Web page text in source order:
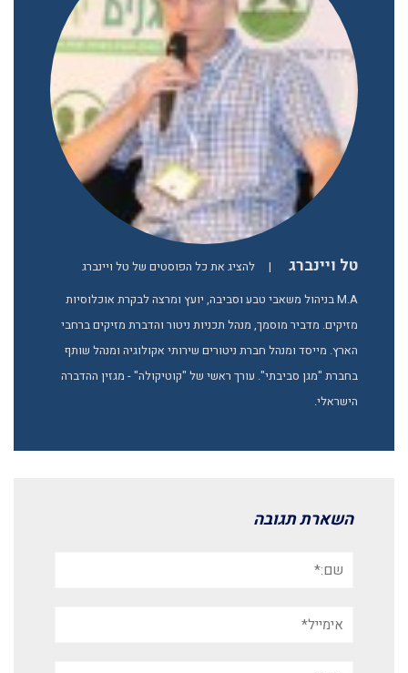
טל ויינברג |
להציג את כל הפוסטים של טל ויינברג
M.A בניהול משאבי טבע וסביבה, יועץ ומרצה לבקרת אוכלוסיות
מזיקים. מדביר מוסמך, מנהל תכניות ניטור והדברת מזיקים ברחבי
הארץ. מייסד ומנהל חברת ניטורים שירותי אקולוגיה ומנהל שותף
בחברת "מגן סביבתי". עורך ראשי של "קוטיקולה" - מגזין ההדברה
הישראלי.
השארת תגובה